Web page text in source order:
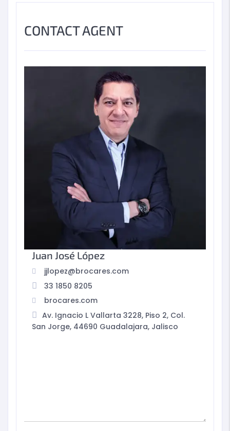
CONTACT AGENT
Juan José López
jjlopez@brocares.com
33 1850 8205
brocares.com
Av. Ignacio L Vallarta 3228, Piso 2, Col.
San Jorge, 44690 Guadalajara, Jalisco